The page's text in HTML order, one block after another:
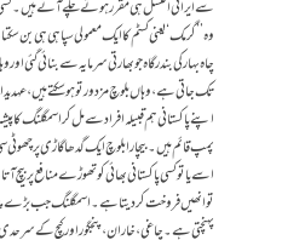
سے ایرانی النسل ہی مقرر ہوتے چلے آئے ہیں۔ کسی
وہ ’’گرمک‘‘ یعنی کسٹم کا ایک معمولی سپاہی ہی بن
چاہ بہار کی بندر گاہ جو بھارتی سرمایہ سے بنائی
تک جاتی ہے، وہاں بلوچ مزدور تو ہو سکتے
اپنے پاکستانی ہم قبیلہ افراد سے مل کر اسمگلنگ کا
پمپ قائم ہیں۔ بیچارا بلوچ ایک گدھا گاڑی پر
اسے یا تو کسی پاکستانی بھائی کو تھوڑے منافع پر
تو انھیں فروخت کر دیتا ہے۔ اسمگلنگ جب بڑے
پہنچتی ہے۔ چاغی، خاران، پنجگور اور کیچ کے